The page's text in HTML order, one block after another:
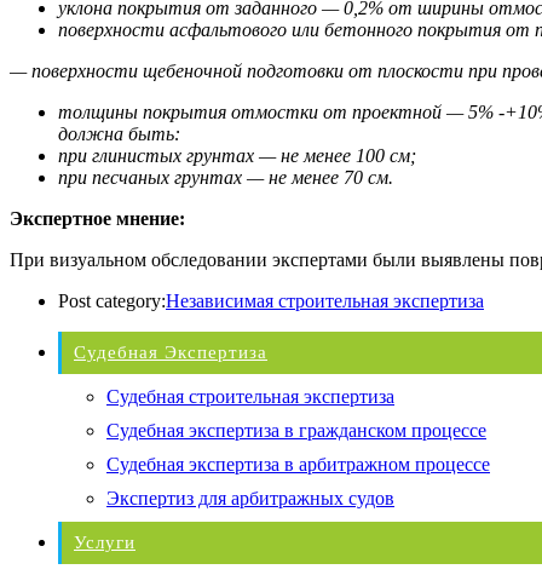
уклона покрытия от заданного — 0,2% от ширины
поверхности асфальтового или бетонного покрытия от
— поверхности щебеночной подготовки от плоскости при
толщины покрытия отмостки от проектной — 5% -
должна быть:
при глинистых грунтах — не менее 100 см;
при песчаных грунтах — не менее 70 см.
Экспертное мнение:
При визуальном обследовании экспертами были выявлены
Post category:Независимая строительная экспертиза
Судебная Экспертиза
Судебная строительная экспертиза
Судебная экспертиза в гражданском процессе
Судебная экспертиза в арбитражном процессе
Экспертиз для арбитражных судов
Услуги